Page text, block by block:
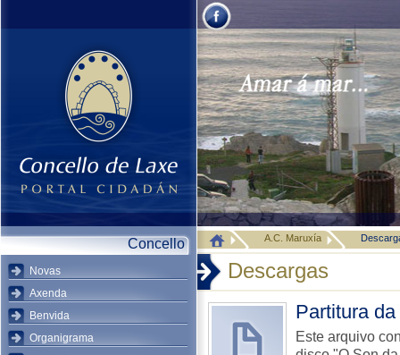
Concello
Novas
Axenda
Benvida
Organigrama
A.C. Maruxía
Descargas
Partitura
Este arquivo